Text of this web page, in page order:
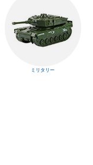
ミリタリー